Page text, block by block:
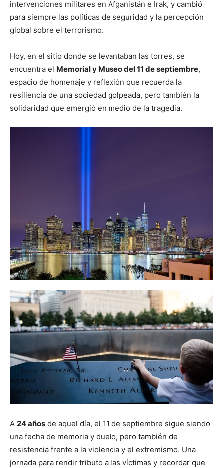
intervenciones militares en Afganistán e Irak, y cambió
para siempre las políticas de seguridad y la percepción
global sobre el terrorismo.
Hoy, en el sitio donde se levantaban las torres, se
encuentra el Memorial y Museo del 11 de septiembre,
espacio de homenaje y reflexión que recuerda la
resiliencia de una sociedad golpeada, pero también la
solidaridad que emergió en medio de la tragedia.
A 24 años de aquel día, el 11 de septiembre sigue siendo
una fecha de memoria y duelo, pero también de
resistencia frente a la violencia y el extremismo. Una
jornada para rendir tributo a las víctimas y recordar que